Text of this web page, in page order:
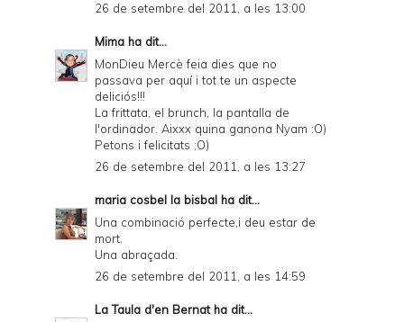
26 de setembre del 2011, a les 13:00
Mima ha dit...
MonDieu Mercè feia dies que no
passava per aquí i tot te un aspecte
deliciós!!!
La frittata, el brunch, la pantalla de
l'ordinador. Aixxx quina ganona Nyam :O)
Petons i felicitats ;O)
26 de setembre del 2011, a les 13:27
maria cosbel la bisbal ha dit...
Una combinació perfecte,i deu estar de
mort.
Una abraçada.
26 de setembre del 2011, a les 14:59
La Taula d'en Bernatha dit...